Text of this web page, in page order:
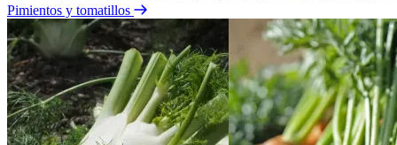
Pimientos y tomatillos